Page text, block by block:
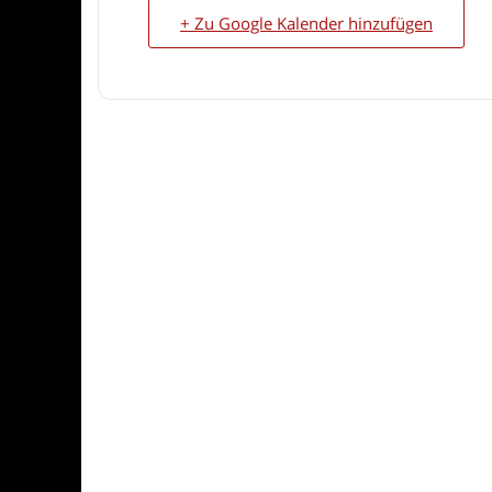
+ Zu Google Kalender hinzufügen